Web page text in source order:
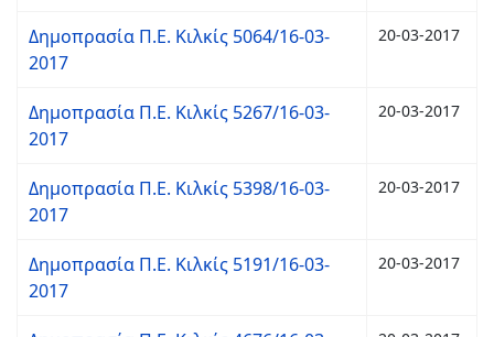
Δημοπρασία Π.Ε. Κιλκίς 5064/16-03-
2017
20-03-2017
Δημοπρασία Π.Ε. Κιλκίς 5267/16-03-
2017
20-03-2017
Δημοπρασία Π.Ε. Κιλκίς 5398/16-03-
2017
20-03-2017
Δημοπρασία Π.Ε. Κιλκίς 5191/16-03-
2017
20-03-2017